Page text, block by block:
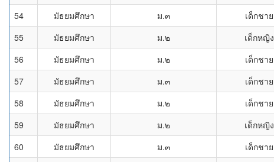
54
มัธยมศึกษา ม.๓ เด็กชาย
55
มัธยมศึกษา ม.๒ เด็กหญิง
56
มัธยมศึกษา ม.๒ เด็กชาย
57
มัธยมศึกษา ม.๓ เด็กชาย
58
มัธยมศึกษา ม.๒ เด็กชาย
59
มัธยมศึกษา ม.๒ เด็กหญิง
60
มัธยมศึกษา ม.๓ เด็กชาย